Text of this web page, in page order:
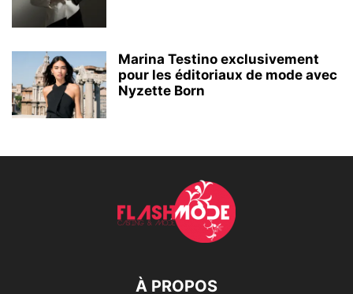
Marina Testino exclusivement
pour les éditoriaux de mode avec
Nyzette Born
À PROPOS